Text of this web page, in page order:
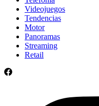
Videojuegos
Tendencias
Motor
Panoramas
Streaming
Retail